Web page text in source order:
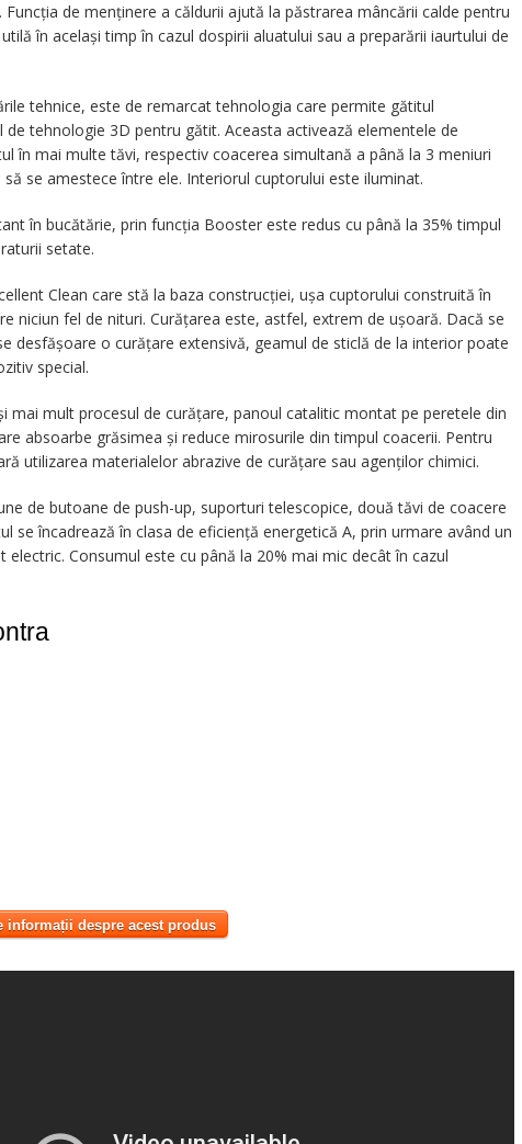
Funcția de menținere a căldurii ajută la păstrarea mâncării calde pentru
în același timp în cazul dospirii aluatului sau a preparării iaurtului de
tehnice, este de remarcat tehnologia care permite gătitul
tehnologie 3D pentru gătit. Aceasta activează elementele de
în mai multe tăvi, respectiv coacerea simultană a până la 3 meniuri
se amestece între ele. Interiorul cuptorului este iluminat.
în bucătărie, prin funcția Booster este redus cu până la 35% timpul
setate.
Clean care stă la baza construcției, ușa cuptorului construită în
niciun fel de nituri. Curățarea este, astfel, extrem de ușoară. Dacă se
desfășoare o curățare extensivă, geamul de sticlă de la interior poate
special.
mai mult procesul de curățare, panoul catalitic montat pe peretele din
absoarbe grăsimea și reduce mirosurile din timpul coacerii. Pentru
utilizarea materialelor abrazive de curățare sau agenților chimici.
de butoane de push-up, suporturi telescopice, două tăvi de coacere
se încadrează în clasa de eficiență energetică A, prin urmare având un
electric. Consumul este cu până la 20% mai mic decât în cazul
informații despre acest produs